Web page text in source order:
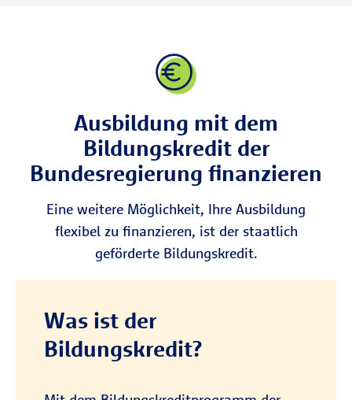
Ausbildung mit dem
Bildungskredit der
Bundesregierung finanzieren
Eine weitere Möglichkeit, Ihre Ausbildung
flexibel zu finanzieren, ist der staatlich
geförderte Bildungskredit.
Was ist der
Bildungskredit?